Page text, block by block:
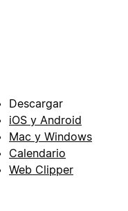
Descargar
iOS y Android
Mac y Windows
Calendario
Web Clipper